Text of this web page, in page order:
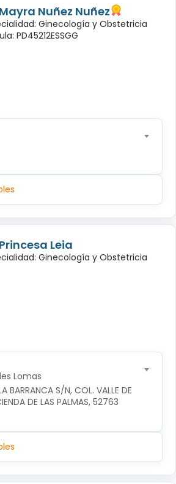
Nuñez Nuñez
Ginecología y Obstetricia
PD45212ESSGG
Leia
Ginecología y Obstetricia
Lomas
BARRANCA S/N, COL. VALLE DE
DE LAS PALMAS, 52763